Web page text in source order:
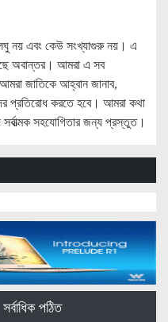
নয় এবং কেউ সংখ্যাগুরু নয়। এ
অবান্তর। আমরা এ সব
জাতিকে আহ্বান জানাব,
প্রতিরোধ করতে হবে। আমরা কথা
সর্বাত্মক সহযোগিতার জন্য প্রস্তুত।
সর্বাধিক পঠিত